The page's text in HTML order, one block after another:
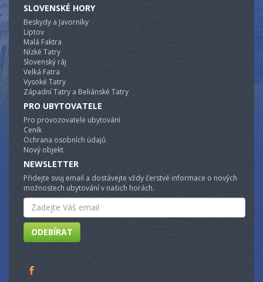
SLOVENSKÉ HORY
Beskydy a Javorníky
Liptov
Malá Faktra
Nízké Tatry
Slovenský ráj
Velká Fatra
Vysoké Tatry
Západní Tatry a Beliánské Tatry
PRO UBYTOVATELE
Pro provozovatele ubytování
Ceník
Ochrana osobních údajů
Nový objekt
NEWSLETTER
Přidejte svuj email a dostávejte vždy čerstvé informace o nových
možnostech ubytování v našich horách.
Email
ODEBÍRAT